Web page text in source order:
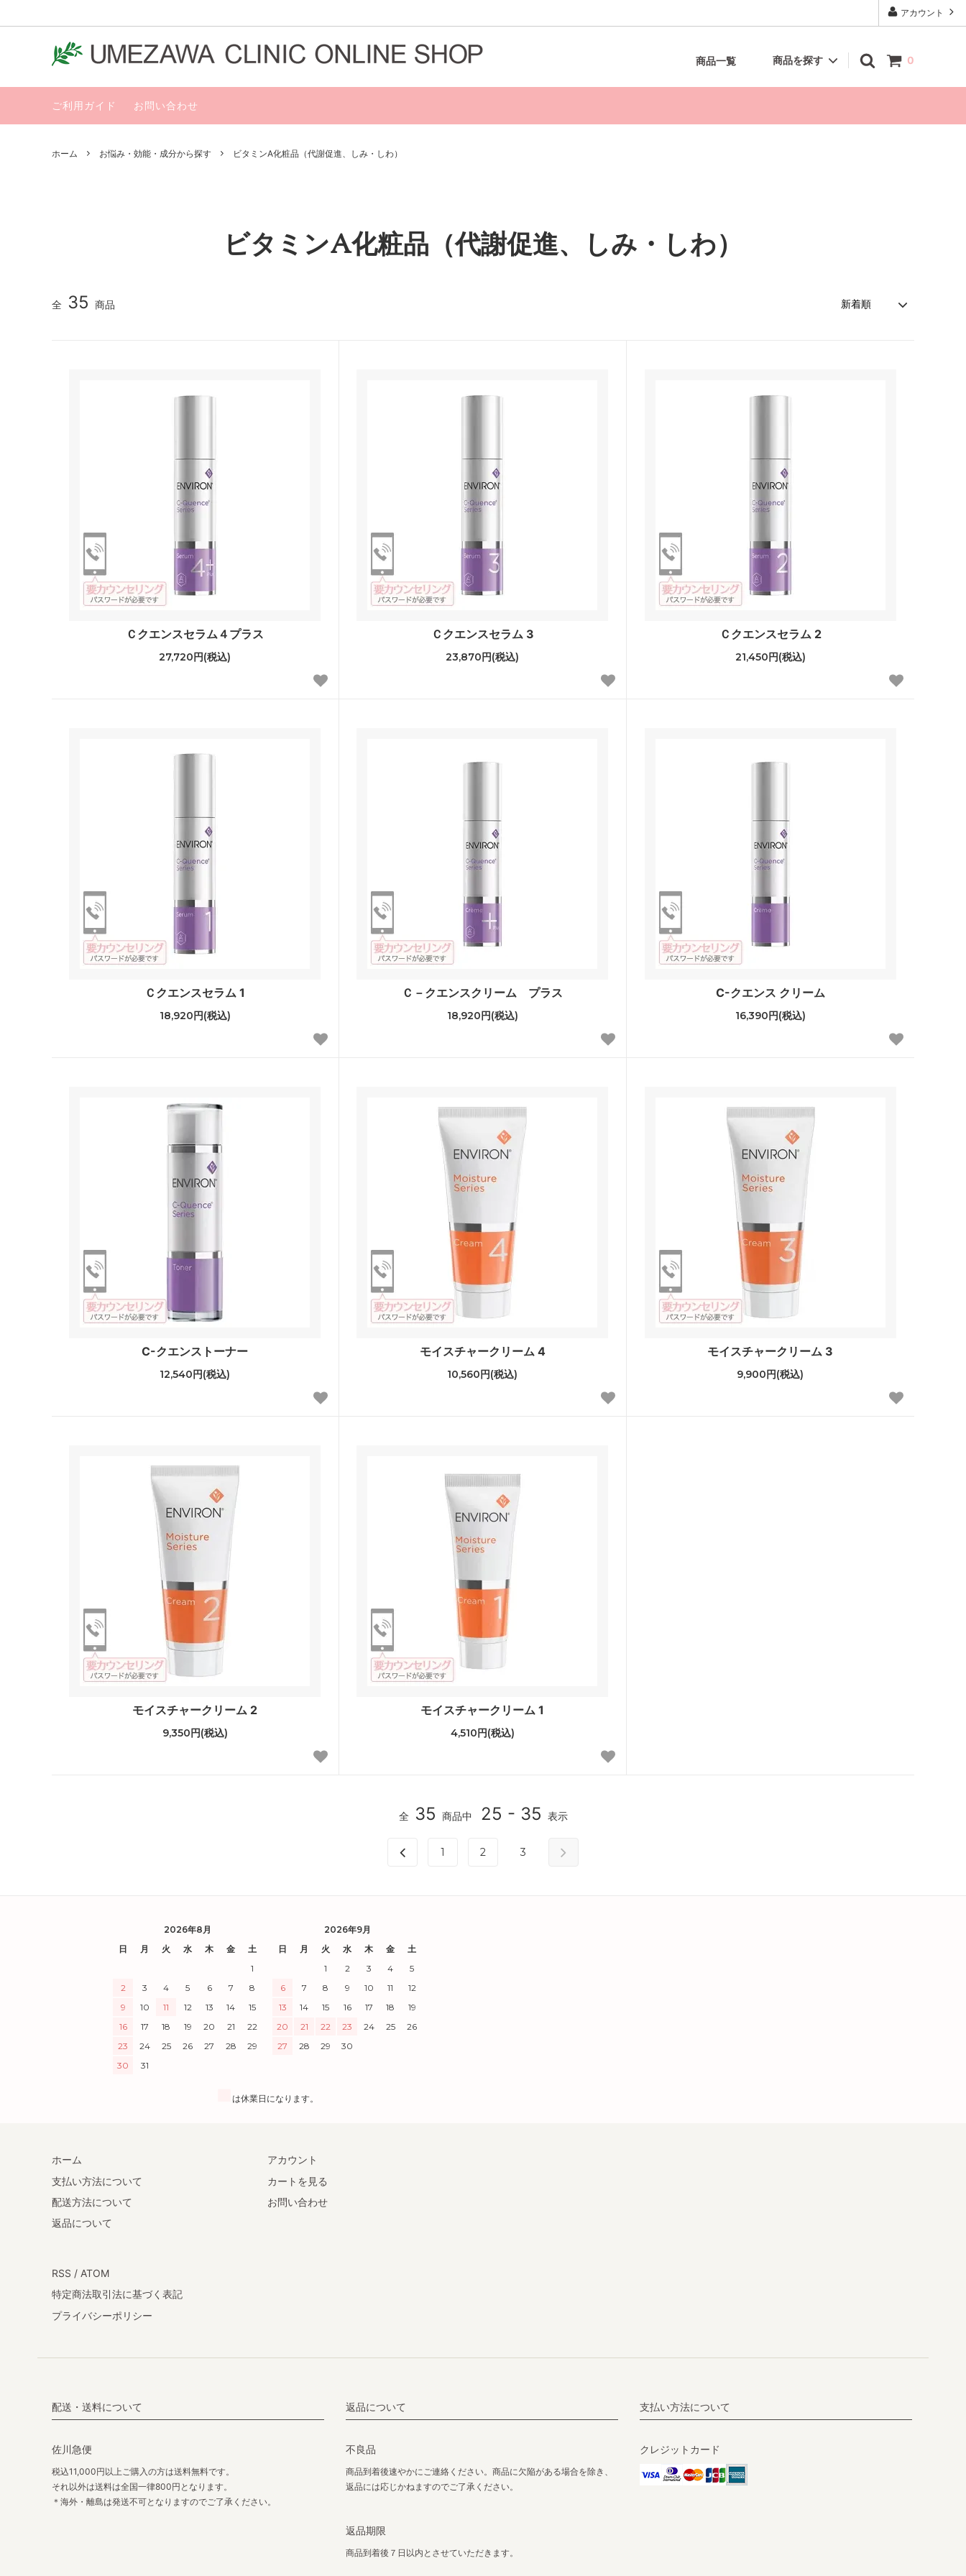
アカウント
0
商品一覧 商品を探す
カテゴリーから探す
ご利用ガイド お問い合わせ
ホーム お悩み・効能・成分から探す ビタミンA化粧品（代謝促進、しみ・しわ）
ビタミンA化粧品（代謝促進、しみ・しわ）
全 35 商品
Ｃクエンスセラム４プラス
27,720円(税込)
Ｃクエンスセラム 3
23,870円(税込)
Ｃクエンスセラム 2
21,450円(税込)
Ｃクエンスセラム 1
18,920円(税込)
Ｃ－クエンスクリーム プラス
18,920円(税込)
C-クエンス クリーム
16,390円(税込)
C-クエンストーナー
12,540円(税込)
モイスチャークリーム 4
10,560円(税込)
モイスチャークリーム 3
9,900円(税込)
モイスチャークリーム 2
9,350円(税込)
モイスチャークリーム 1
4,510円(税込)
全 35 商品中 25 - 35 表示
1 2 3
2026年8月
日
月 火 水 木 金
土
1
2
3 4 5 6 7
8
9
10 11 12 13 14
15
16
17 18 19 20 21
22
23
24 25 26 27 28
29
30
31
2026年9月
日
月 火 水 木 金
土
1
2 3 4
5
6
7 8 9 10 11
12
13
14 15 16 17 18
19
20
21 22 23 24 25
26
27
28 29 30
は休業日になります。
ホーム
支払い方法について
配送方法について
返品について
アカウント
カートを見る
お問い合わせ
RSS / ATOM
特定商法取引法に基づく表記
プライバシーポリシー
配送・送料について
佐川急便
税込11,000円以上ご購入の方は送料無料です。
それ以外は送料は全国一律800円となります。
＊海外・離島は発送不可となりますのでご了承ください。
返品について
不良品
商品到着後速やかにご連絡ください。商品に欠陥がある場合を除き、
返品には応じかねますのでご了承ください。
返品期限
商品到着後７日以内とさせていただきます。
支払い方法について
クレジットカード